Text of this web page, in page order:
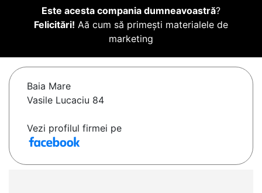
Este acesta compania dumneavoastră?
Felicitări! Aă cum să primești materialele de
marketing
Baia Mare
Vasile Lucaciu 84
Vezi profilul firmei pe